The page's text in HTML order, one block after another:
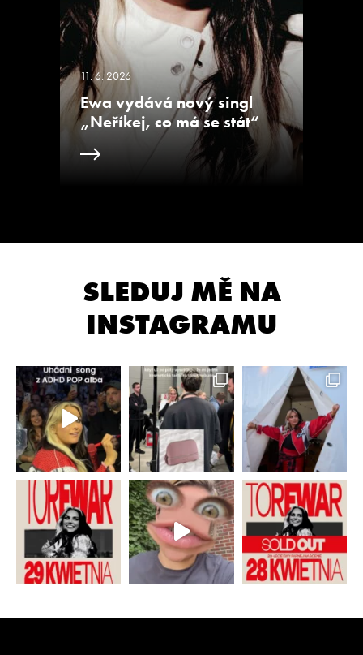
11. 6. 2026
Ewa vydává nový singl
„Neříkej, co má se stát“
SLEDUJ MĚ NA
INSTAGRAMU